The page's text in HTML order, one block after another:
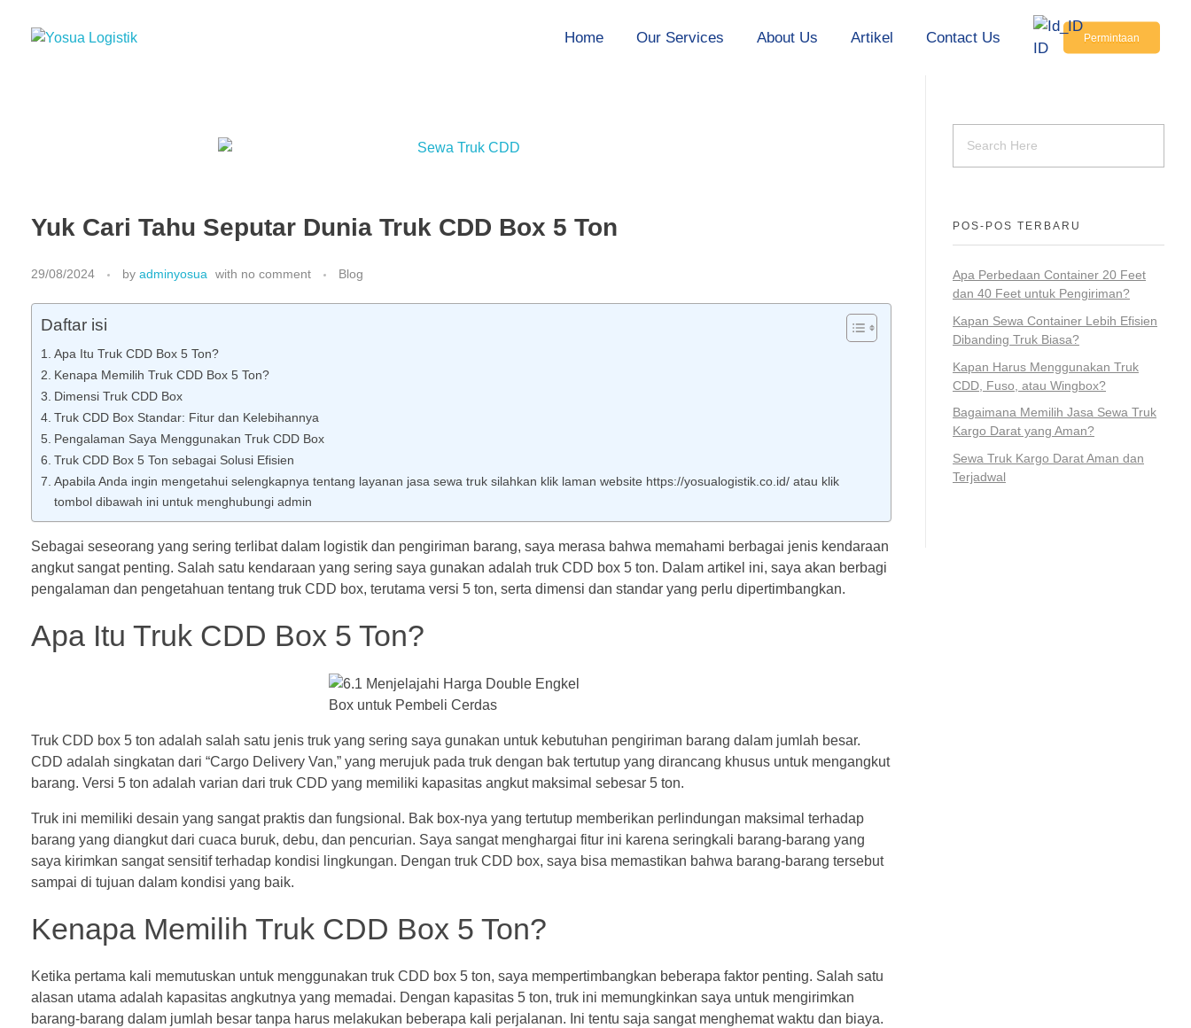
Permintaan
Home Our Services About Us Artikel Contact Us
ID
Yuk Cari Tahu Seputar Dunia Truk CDD Box 5 Ton
29/08/2024 by adminyosua with no comment Blog
Daftar isi
Apa Itu Truk CDD Box 5 Ton?
Kenapa Memilih Truk CDD Box 5 Ton?
Dimensi Truk CDD Box
Truk CDD Box Standar: Fitur dan Kelebihannya
Pengalaman Saya Menggunakan Truk CDD Box
Truk CDD Box 5 Ton sebagai Solusi Efisien
Apabila Anda ingin mengetahui selengkapnya tentang layanan jasa sewa truk silahkan klik laman website https://yosualogistik.co.id/ atau klik
tombol dibawah ini untuk menghubungi admin
Sebagai seseorang yang sering terlibat dalam logistik dan pengiriman barang, saya merasa bahwa memahami berbagai jenis kendaraan
angkut sangat penting. Salah satu kendaraan yang sering saya gunakan adalah truk CDD box 5 ton. Dalam artikel ini, saya akan berbagi
pengalaman dan pengetahuan tentang truk CDD box, terutama versi 5 ton, serta dimensi dan standar yang perlu dipertimbangkan.
Apa Itu Truk CDD Box 5 Ton?
Truk CDD box 5 ton adalah salah satu jenis truk yang sering saya gunakan untuk kebutuhan pengiriman barang dalam jumlah besar.
CDD adalah singkatan dari “Cargo Delivery Van,” yang merujuk pada truk dengan bak tertutup yang dirancang khusus untuk mengangkut
barang. Versi 5 ton adalah varian dari truk CDD yang memiliki kapasitas angkut maksimal sebesar 5 ton.
Truk ini memiliki desain yang sangat praktis dan fungsional. Bak box-nya yang tertutup memberikan perlindungan maksimal terhadap
barang yang diangkut dari cuaca buruk, debu, dan pencurian. Saya sangat menghargai fitur ini karena seringkali barang-barang yang
saya kirimkan sangat sensitif terhadap kondisi lingkungan. Dengan truk CDD box, saya bisa memastikan bahwa barang-barang tersebut
sampai di tujuan dalam kondisi yang baik.
Kenapa Memilih Truk CDD Box 5 Ton?
Ketika pertama kali memutuskan untuk menggunakan truk CDD box 5 ton, saya mempertimbangkan beberapa faktor penting. Salah satu
alasan utama adalah kapasitas angkutnya yang memadai. Dengan kapasitas 5 ton, truk ini memungkinkan saya untuk mengirimkan
barang-barang dalam jumlah besar tanpa harus melakukan beberapa kali perjalanan. Ini tentu saja sangat menghemat waktu dan biaya.
POS-POS TERBARU
Apa Perbedaan Container 20 Feet
dan 40 Feet untuk Pengiriman?
Kapan Sewa Container Lebih Efisien
Dibanding Truk Biasa?
Kapan Harus Menggunakan Truk
CDD, Fuso, atau Wingbox?
Bagaimana Memilih Jasa Sewa Truk
Kargo Darat yang Aman?
Sewa Truk Kargo Darat Aman dan
Terjadwal